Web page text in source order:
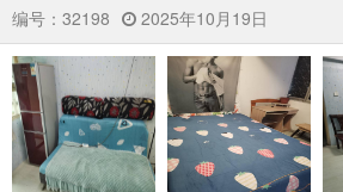
编号： 32198 2025年10月19日